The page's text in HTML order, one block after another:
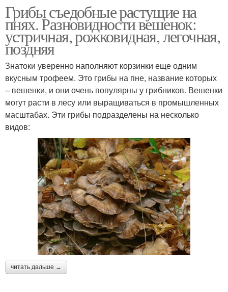
Грибы съедобные растущие на
пнях. Разновидности вешенок:
устричная, рожковидная, легочная,
поздняя
Знатоки уверенно наполняют корзинки еще одним
вкусным трофеем. Это грибы на пне, название которых
– вешенки, и они очень популярны у грибников. Вешенки
могут расти в лесу или выращиваться в промышленных
масштабах. Эти грибы подразделены на несколько
видов:
читать дальше →